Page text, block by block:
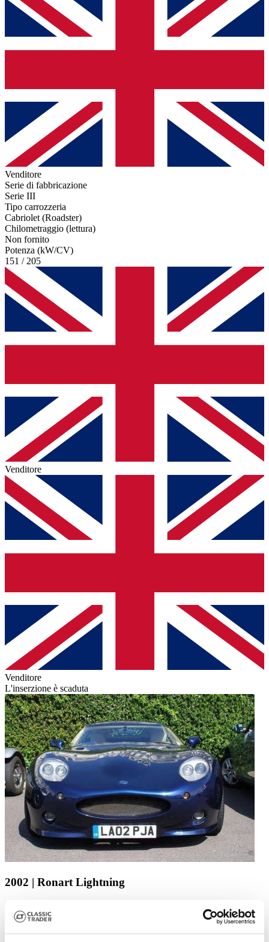
Venditore
Serie di fabbricazione
Serie III
Tipo carrozzeria
Cabriolet (Roadster)
Chilometraggio (lettura)
Non fornito
Potenza (kW/CV)
151 / 205
Venditore
Venditore
L'inserzione è scaduta
2002 | Ronart Lightning
Fabulous unusual sportscar
139.985 €